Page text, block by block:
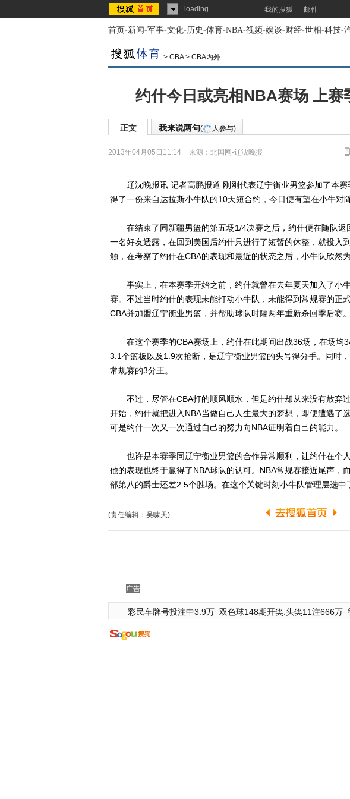
loading... 我的搜狐 邮件
首页-新闻-军事-文化-历史-体育-NBA-视频-娱谈-财经-世相-科技-
> CBA> CBA内外
约什今日或亮相NBA赛场 上赛
正文 我来说两句( 人参与)
2013年04月05日11:14 来源： 北国网-辽沈晚报
辽沈晚报讯 记者高鹏报道 刚刚代表辽宁衡业男篮参加了本赛
得了一份来自达拉斯小牛队的10天短合约，今日便有望在小牛对
在结束了同新疆男篮的第五场1/4决赛之后，约什便在随队返
一名好友透露，在回到美国后约什只进行了短暂的休整，就投入
触，在考察了约什在CBA的表现和最近的状态之后，小牛队欣然
事实上，在本赛季开始之前，约什就曾在去年夏天加入了小
赛。不过当时约什的表现未能打动小牛队，未能得到常规赛的正
CBA并加盟辽宁衡业男篮，并帮助球队时隔两年重新杀回季后赛。
在这个赛季的CBA赛场上，约什在此期间出战36场，在场均
3.1个篮板以及1.9次抢断，是辽宁衡业男篮的头号得分手。同时
常规赛的3分王。
不过，尽管在CBA打的顺风顺水，但是约什却从来没有放弃
开始，约什就把进入NBA当做自己人生最大的梦想，即便遭遇了
可是约什一次又一次通过自己的努力向NBA证明着自己的能力。
也许是本赛季同辽宁衡业男篮的合作异常顺利，让约什在个人
他的表现也终于赢得了NBA球队的认可。NBA常规赛接近尾声，
部第八的爵士还差2.5个胜场。在这个关键时刻小牛队管理层选中
(责任编辑：吴啸天)
广告
彩民车牌号投注中3.9万 双色球148期开奖:头奖11注666万